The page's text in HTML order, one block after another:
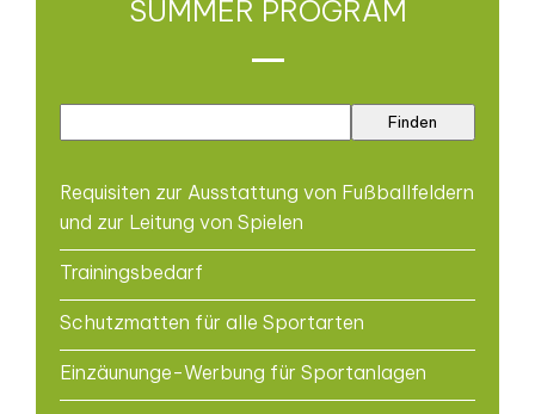
SUMMER PROGRAM
Requisiten zur Ausstattung von Fußballfeldern
und zur Leitung von Spielen
Trainingsbedarf
Schutzmatten für alle Sportarten
Einzäununge-Werbung für Sportanlagen